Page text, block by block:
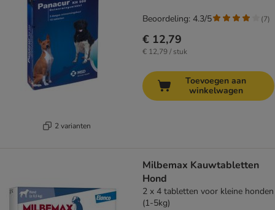
2 varianten
€ 12,79
€ 12,79 / stuk
Beoordeling: 4.3/5 (7)
Toevoegen aan
winkelwagen
Milbemax Kauwtabletten
Hond
2 x 4 tabletten voor kleine honden
(1-5kg)